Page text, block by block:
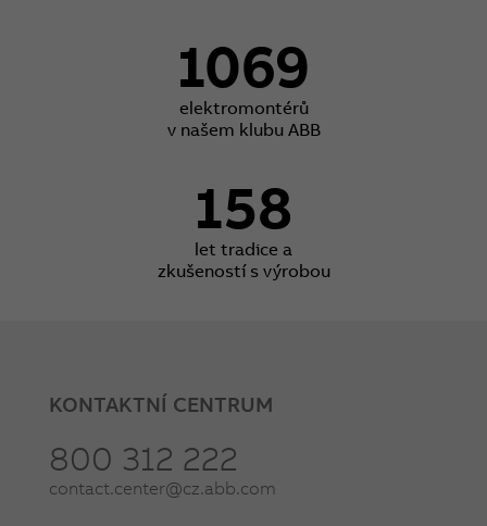
1069
elektromontérů
v našem klubu ABB
158
let tradice a
zkušeností s výrobou
KONTAKTNÍ CENTRUM
800 312 222
contact.center@cz.abb.com